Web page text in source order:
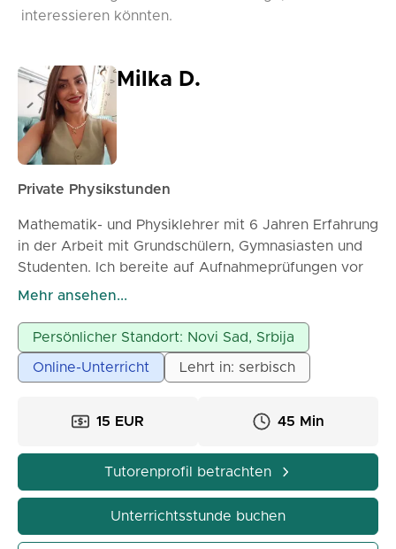
interessieren könnten.
Milka D.
Private Physikstunden
Mathematik- und Physiklehrer mit 6 Jahren Erfahrung
in der Arbeit mit Grundschülern, Gymnasiasten und
Studenten. Ich bereite auf Aufnahmeprüfungen vor
und helfe bei der Bewältigung des Schulstoffs. Die
zugeschnitten.
Möglichkeit für Online- und Präsenzunterricht.
Mehr ansehen...
Persönlicher Standort: Novi Sad, Srbija
Online-Unterricht Lehrt in: serbisch
15 EUR 45 Min
Tutorenprofil betrachten
Unterrichtsstunde buchen